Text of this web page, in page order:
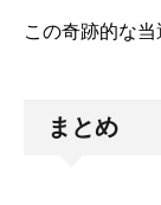
この奇跡的な
まとめ